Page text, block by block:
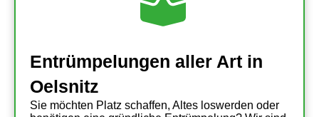
Entrümpelungen aller Art in
Oelsnitz
Sie möchten Platz schaffen, Altes loswerden oder